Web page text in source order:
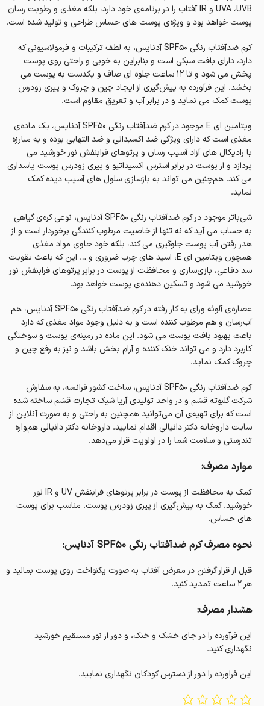
UVA ،UVB و IR آفتاب را در برنامه‌ی خود دارد، بلکه مغذی و رطوبت رسان
پوست خواهد بود و ویژه‌ی پوست های حساس طراحی و تولید شده است.
کرم ضدآفتاب رنگی SPF50 آدنایس، به لطف ترکیبات و فرمولاسیونی که
دارد، دارای بافت سبکی است و بنابراین به خوبی و راحتی روی پوست
پخش می شود و تا ۱۲ ساعت جلوه ای صاف و یکدست به پوست می
بخشد. این فرآورده به پیش‌گیری از ایجاد چین و چروک و پیری زودرس
پوست کمک می نماید و در برابر آب و تعریق مقاوم است.
ویتامین ای E موجود در کرم ضدآفتاب رنگی SPF50 آدنایس، یک ماده‌ی
مغذی است که دارای ویژگی ضد اکسیدانی و ضد التهابی بوده و به مبارزه
با رادیکال‌ های آزاد آسیب رسان و پرتوهای فرابنفش نور خورشید می
پردازد‌ و از پوست در برابر استرس اکسیداتیو و پیری زودرس پوست پاسداری
می کند. هم‌چنین می تواند به بازساز‌ی سلول‌ های آسیب‌ دیده کمک
نماید.
شی‌باتر موجود در کرم ضدآفتاب رنگی SPF50 آدنایس، نوعی کره‌ی گیاهی
به حساب می آید که نه تنها از خاصیت مرطوب کنندگی برخوردار است و از
هدر رفتن آب پوست جلوگیری می کند، بلکه خود حاوی مواد مغذی
همچون ویتامین ای E، اسید های چرب ضروری و … این که باعث تقویت
سد دفاعی، بازی‌سازی و محافظت از پوست در برابر پرتوهای فرابنفش نور
خورشید می شود و تسکین‌ دهنده‌ی پوست خواهد بود.
عصاره‌ی آلوئه ورای به کار رفته در کرم ضدآفتاب رنگی SPF50 آدنایس، هم
آب‌رسان و هم مرطوب کننده است و به دلیل وجود مواد مغذی که دارد
باعث بهبود بافت پوست می شود. این ماده در زمینه‌ی پوست و سوختگی
کاربرد دارد و می تواند خنک کننده و آرام بخش باشد و نیز به رفع چین و
چروک کمک نماید.
کرم ضدآفتاب رنگی SPF50 آدنایس، ساخت کشور فرانسه، به سفارش
شرکت گلبوته قشم و در واحد تولیدی آریا شیک تجارت قشم ساخته شده
است که برای تهیه‌ی آن می‌توانید همچنین به راحتی و به صورت آنلاین از
سایت داروخانه‌ دکتر دانیالی اقدام نمایید. داروخانه‌ دکتر دانیالی هم‌واره
تندرستی و سلامت شما را در اولویت قرار می‌دهد.
موارد مصرف:
کمک به محافظت از پوست در برابر پرتوهای فرابنفش UV و IR نور
خورشید. کمک به پیش‌گیری از پیری زودرس پوست. مناسب برای پوست
های حساس.
نحوه مصرف کرم ضدآفتاب رنگی SPF50 آدنایس:
قبل از قرار گرفتن در معرض آفتاب به صورت یکنواخت روی پوست بمالید و
هر 2 ساعت تمدید کنید.
هشدار مصرف:
این فرآورده را در جای خشک و خنک، و دور از نور مستقیم خورشید
نگهداری کنید.
این فراورده را دور از دسترس کودکان نگهداری نمایید.